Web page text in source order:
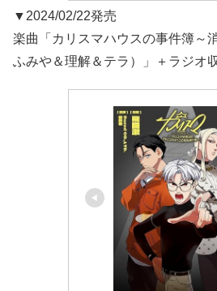
▼2024/02/22発売
楽曲「カリスマハウスの事件簿～
ふみや＆理解＆テラ）」＋ラジオ